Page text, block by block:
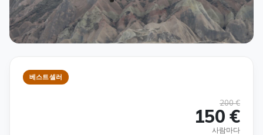
베스트셀러
200 €
150 €
사람마다